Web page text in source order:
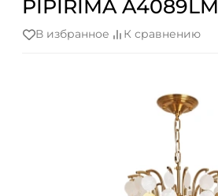
PIPIRIMA
В избранное К сравнению